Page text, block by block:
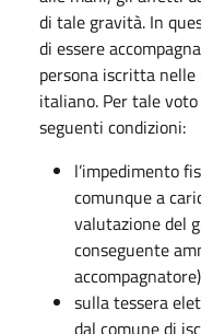
di tale gravità. In
di essere
persona iscritta
italiano. Per tale
seguenti condizioni:
l’impedimento
comunque a
valutazione del
conseguente
sulla tessera
dal comune di